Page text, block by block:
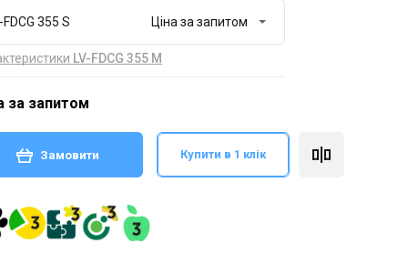
FDCG 355 S
LV-FDCG 355 M
за запитом
Замовити Купити в 1 клік